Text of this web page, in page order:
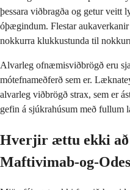
þessara viðbragða og getur veitt
óþægindum. Flestar
nokkurra klukkustunda til
Alvarleg ofnæmisviðbrögð eru
mótefnameðferð sem er.
alvarleg viðbrögð strax, sem er
gefin á sjúkrahúsum með
Hverjir ættu ekki
Maftivimab-og-